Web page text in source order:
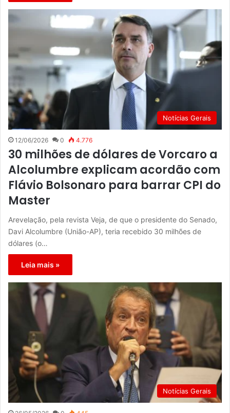
Notícias Gerais
12/06/2026 0 4.776
30 milhões de dólares de Vorcaro a
Alcolumbre explicam acordão com
Flávio Bolsonaro para barrar CPI do
Master
Arevelação, pela revista Veja, de que o presidente do Senado,
Davi Alcolumbre (União-AP), teria recebido 30 milhões de
dólares (o…
Leia mais »
Notícias Gerais